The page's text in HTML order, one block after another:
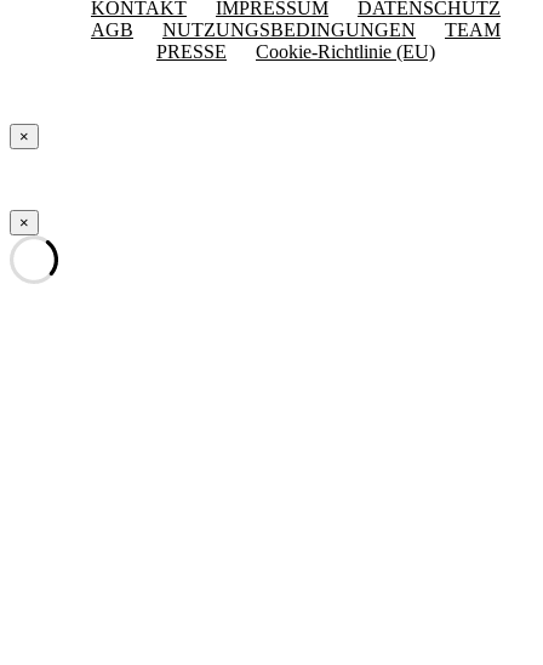
KONTAKT IMPRESSUM
DATENSCHUTZ
AGB
NUTZUNGSBEDINGUNGEN
TEAM
PRESSE
Cookie-Richtlinie (EU)
×
×